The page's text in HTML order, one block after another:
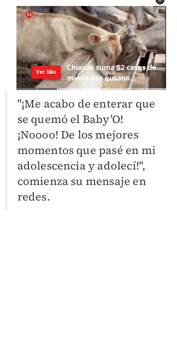
"¡Me acabo de enterar que
se quemó el Baby’O!
¡Noooo! De los mejores
momentos que pasé en mi
adolescencia y adolecí!",
comienza su mensaje en
redes.